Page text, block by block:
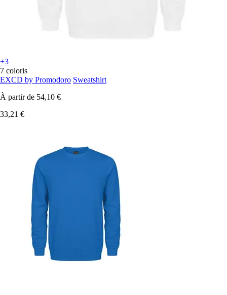
+3
7 coloris
EXCD by Promodoro Sweatshirt
À partir de 54,10 €
33,21 €